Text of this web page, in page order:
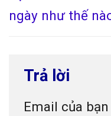
ngày như thế
Trả lời
Email của